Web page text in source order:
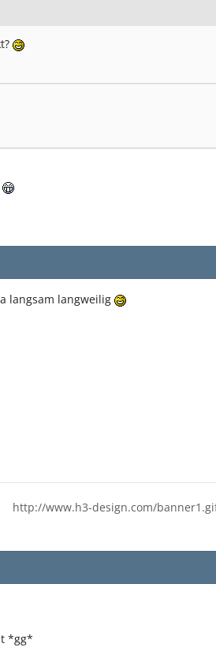
langsam langweilig
http://www.h3-design.com/
*gg*